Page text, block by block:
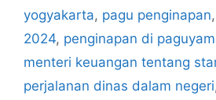
yogyakarta, pagu penginapan,
2024, penginapan di
menteri keuangan tentang
perjalanan dinas dalam negeri